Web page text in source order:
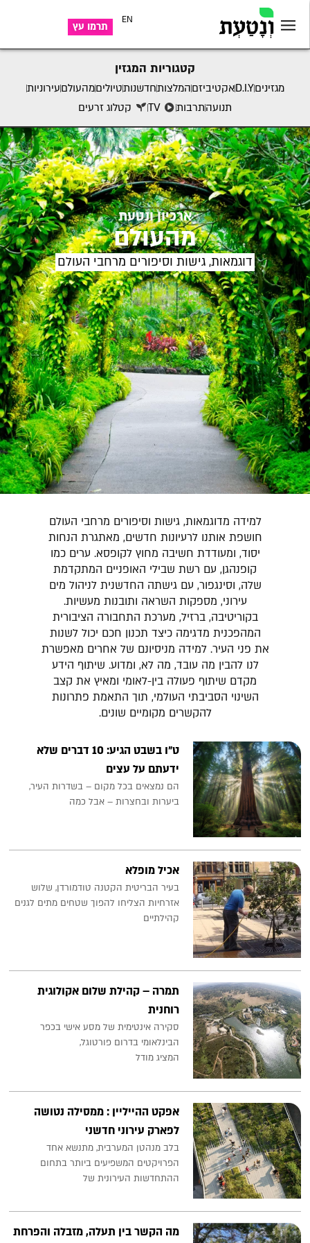
תרמו עץ
EN
קטגוריות המגזין
מגזיניםD.I.Yאקטיביזםהמלצותחדשנותטיוליםמהעולםעירוניות
תנועהתרבות TV קטלוג זרעים
ארכיון ונטעת
מהעולם
דוגמאות, גישות וסיפורים מרחבי העולם
למידה מדוגמאות, גישות וסיפורים מרחבי העולם
חושפת אותנו לרעיונות חדשים, מאתגרת הנחות
יסוד, ומעודדת חשיבה מחוץ לקופסא. ערים כמו
קופנהגן, עם רשת שבילי האופניים המתקדמת
שלה, וסינגפור, עם גישתה החדשנית לניהול מים
עירוני, מספקות השראה ותובנות מעשיות.
בקוריטיבה, ברזיל, מערכת התחבורה הציבורית
המהפכנית מדגימה כיצד תכנון חכם יכול לשנות
את פני העיר. למידה מניסיונם של אחרים מאפשרת
לנו להבין מה עובד, מה לא, ומדוע. שיתוף הידע
מקדם שיתוף פעולה בין-לאומי ומאיץ את קצב
השינוי הסביבתי העולמי, תוך התאמת פתרונות
להקשרים מקומיים שונים.
ט״ו בשבט הגיע: 10 דברים שלא
ידעתם על עצים
הם נמצאים בכל מקום – בשדרות העיר,
ביערות ובחצרות – אבל כמה
אכיל מופלא
בעיר הבריטית הקטנה טודמורדן, שלוש
אזרחיות הצליחו להפוך שטחים מתים לגנים
קהילתיים
תמרה – קהילת שלום אקולוגית
רוחנית
סקירה אינטימית של מסע אישי בכפר
הבינלאומי בדרום פורטוגל,
המציג מודל
אפקט ההייליין : ממסילה נטושה
לפארק עירוני חדשני
בלב מנהטן המערבית, מתנשא אחד
הפרויקטים המשפיעים ביותר בתחום
ההתחדשות העירונית של
מה הקשר בין תעלה, מזבלה והפרחת